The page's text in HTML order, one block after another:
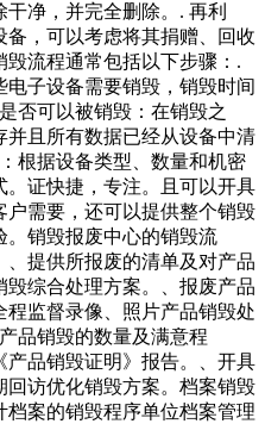
净，并完全删除。. 再利
，可以考虑将其捐赠、回收
流程通常包括以下步骤：.
子设备需要销毁，销毁时间
否可以被销毁：在销毁之
且所有数据已经从设备中清
根据设备类型、数量和机密
证快捷，专注。且可以开具
需要，还可以提供整个销毁
。销毁报废中心的销毁流
提供所报废的清单及对产品
综合处理方案。、报废产品
监督录像、照片产品销毁处
品销毁的数量及满意程
品销毁证明》报告。、开具
访优化销毁方案。档案销毁
案的销毁程序单位档案管理